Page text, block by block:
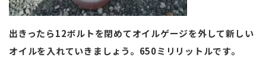
出きったら12ボルトを閉めてオイルゲージを外して新しい
オイルを入れていきましょう。650ミリリットルです。